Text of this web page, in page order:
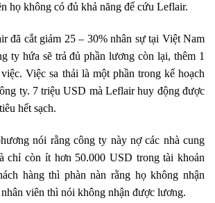
họ không có đủ khả năng để cứu Leflair.
đã cắt giảm 25 – 30% nhân sự tại Việt Nam
ty hứa sẽ trả đủ phần lương còn lại, thêm 1
Việc sa thải là một phần trong kế hoạch
ty. 7 triệu USD mà Leflair huy động được
hết sạch.
nói rằng công ty này nợ các nhà cung
chỉ còn ít hơn 50.000 USD trong tài khoản
hàng thì phàn nàn rằng họ không nhận
viên thì nói không nhận được lương.